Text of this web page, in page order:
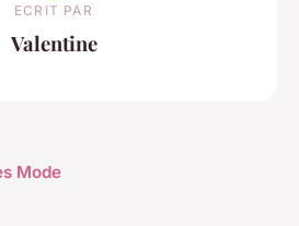
ECRIT PAR
Valentine
Mode